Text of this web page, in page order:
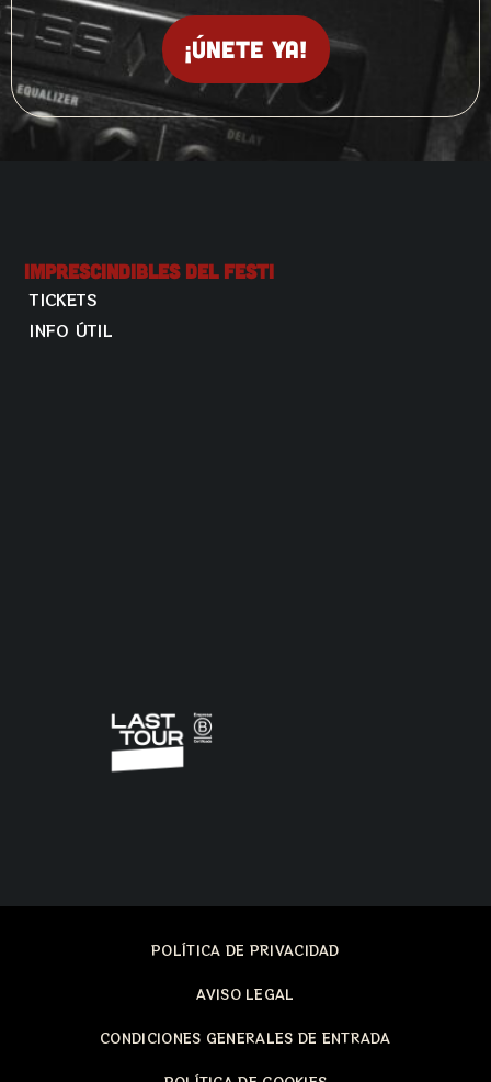
¡Únete ya!
Imprescindibles Del Festi
TICKETS
INFO ÚTIL
POLÍTICA DE PRIVACIDAD
AVISO LEGAL
CONDICIONES GENERALES DE ENTRADA